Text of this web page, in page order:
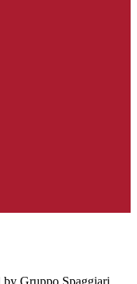
Gruppo Spaggiari